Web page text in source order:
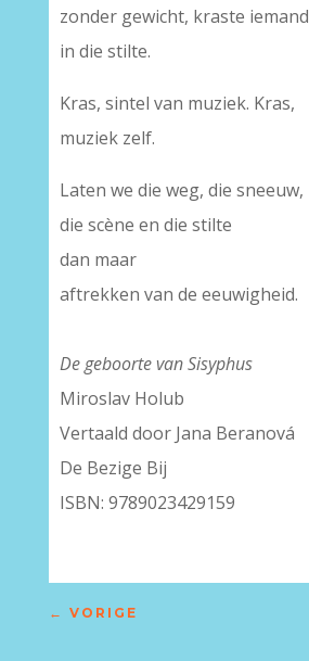
zonder gewicht, kraste iemand
in die stilte.
Kras, sintel van muziek. Kras,
muziek zelf.
Laten we die weg, die sneeuw,
die scène en die stilte
dan maar
aftrekken van de eeuwigheid.
De geboorte van Sisyphus
Miroslav Holub
Vertaald door Jana Beranová
De Bezige Bij
ISBN: 9789023429159
← VORIGE